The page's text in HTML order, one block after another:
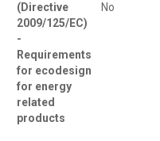
(Directive
2009/125/EC)
-
Requirements
for ecodesign
for energy
related
products
No